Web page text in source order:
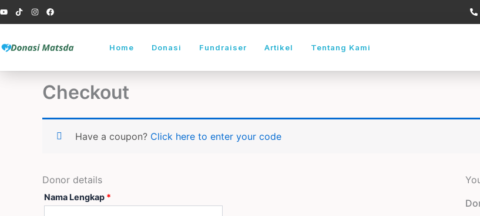
Skip
to
Home Donasi Fundraiser Artikel Tentang Kami
Checkout
Have a coupon? Click here to enter your code
Donor details
Nama Lengkap *